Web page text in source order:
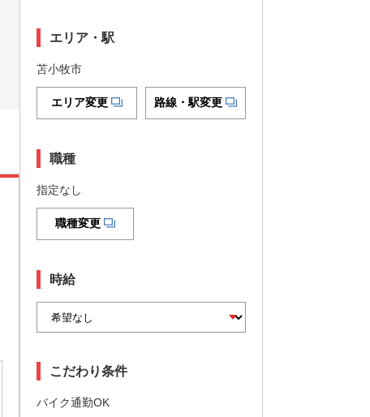
エリア・駅
苫小牧市
エリア変更 路線・駅変更
職種
指定なし
職種変更
時給
こだわり条件
バイク通勤OK